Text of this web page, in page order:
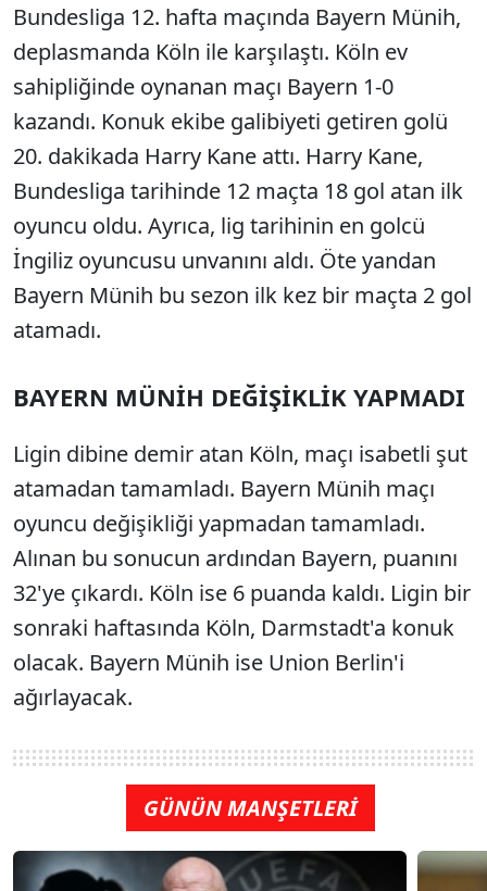
Bundesliga 12. hafta maçında Bayern Münih,
deplasmanda Köln ile karşılaştı. Köln ev
sahipliğinde oynanan maçı Bayern 1-0
kazandı. Konuk ekibe galibiyeti getiren golü
20. dakikada Harry Kane attı. Harry Kane,
Bundesliga tarihinde 12 maçta 18 gol atan ilk
oyuncu oldu. Ayrıca, lig tarihinin en golcü
İngiliz oyuncusu unvanını aldı. Öte yandan
Bayern Münih bu sezon ilk kez bir maçta 2 gol
atamadı.
BAYERN MÜNİH DEĞİŞİKLİK YAPMADI
Ligin dibine demir atan Köln, maçı isabetli şut
atamadan tamamladı. Bayern Münih maçı
oyuncu değişikliği yapmadan tamamladı.
Alınan bu sonucun ardından Bayern, puanını
32'ye çıkardı. Köln ise 6 puanda kaldı. Ligin bir
sonraki haftasında Köln, Darmstadt'a konuk
olacak. Bayern Münih ise Union Berlin'i
ağırlayacak.
GÜNÜN MANŞETLERİ